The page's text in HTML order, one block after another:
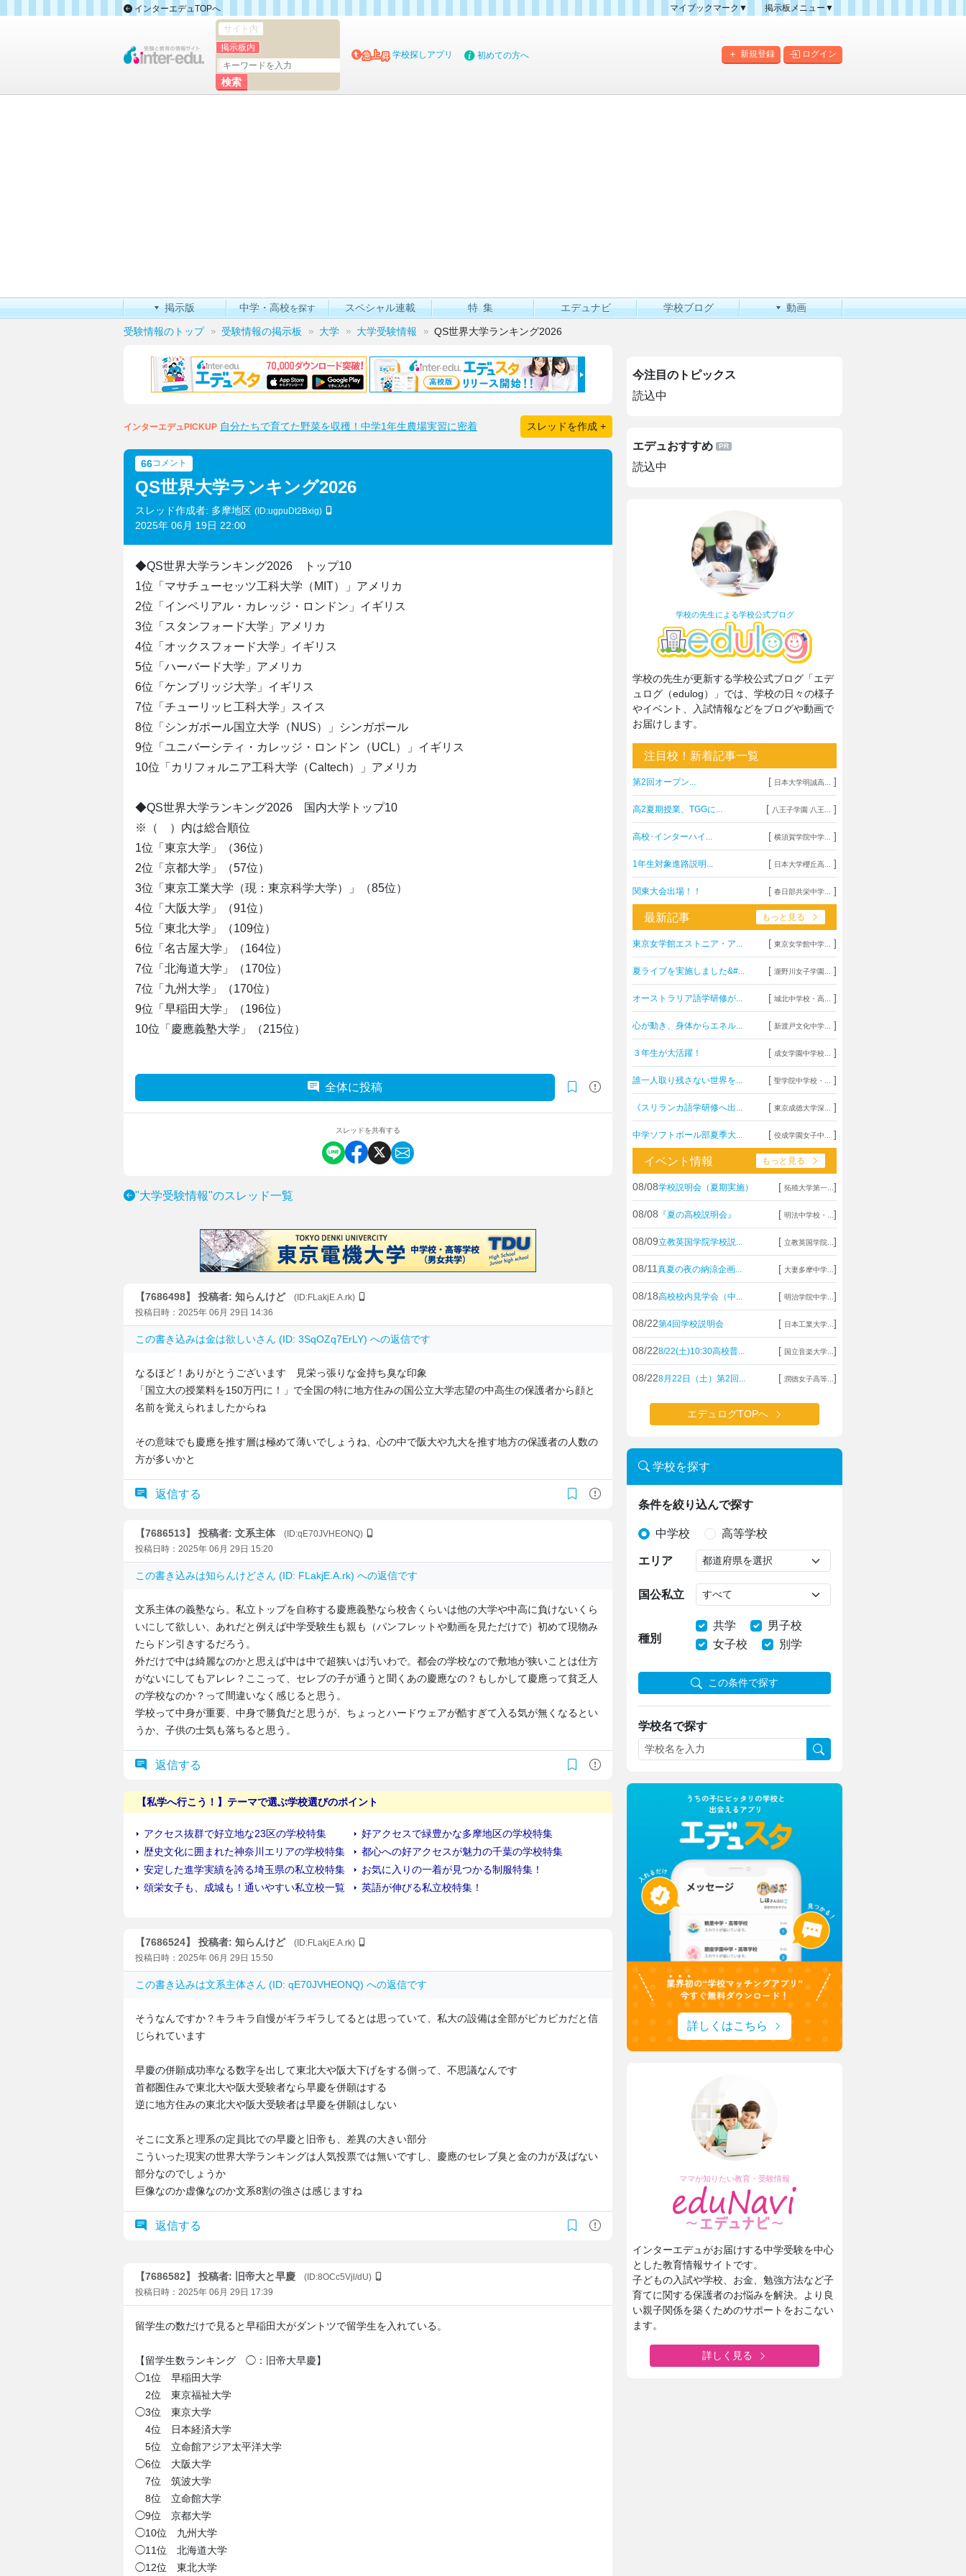
インターエデュTOPへ
マイブックマーク▼
掲示板メニュー▼
掲示板マップ
新規登録 ログイン
サイト内
掲示板内
学校探しアプリ 初めての方へ
掲示版 中学・高校を探す スペシャル連載 特集 エデュナビ 学校ブログ 動画
受験情報のトップ 受験情報の掲示板 大学 大学受験情報 QS世界大学ランキング2026
インターエデュPICKUP 自分たちで育てた野菜を収穫！中学1年生農場実習に密着 スレッドを作成 +
66コメント
QS世界大学ランキング2026
スレッド作成者: 多摩地区 (ID:ugpuDt2Bxig)
2025年 06月 19日 22:00
◆QS世界大学ランキング2026 トップ10
1位「マサチューセッツ工科大学（MIT）」アメリカ
2位「インペリアル・カレッジ・ロンドン」イギリス
3位「スタンフォード大学」アメリカ
4位「オックスフォード大学」イギリス
5位「ハーバード大学」アメリカ
6位「ケンブリッジ大学」イギリス
7位「チューリッヒ工科大学」スイス
8位「シンガポール国立大学（NUS）」シンガポール
9位「ユニバーシティ・カレッジ・ロンドン（UCL）」イギリス
10位「カリフォルニア工科大学（Caltech）」アメリカ
◆QS世界大学ランキング2026 国内大学トップ10
※（ ）内は総合順位
1位「東京大学」（36位）
2位「京都大学」（57位）
3位「東京工業大学（現：東京科学大学）」（85位）
4位「大阪大学」（91位）
5位「東北大学」（109位）
6位「名古屋大学」（164位）
7位「北海道大学」（170位）
7位「九州大学」（170位）
9位「早稲田大学」（196位）
10位「慶應義塾大学」（215位）
全体に投稿
スレッドを共有する
"大学受験情報"のスレッド一覧
【7686498】 投稿者: 知らんけど
(ID:FLakjE.A.rk)
投稿日時：2025年 06月 29日 14:36
この書き込みは金は欲しいさん (ID: 3SqOZq7ErLY) への返信です
なるほど！ありがとうございます 見栄っ張りな金持ち臭な印象
「国立大の授業料を150万円に！」で全国の特に地方住みの国公立大学志望の中高生の保護者から顔と
名前を覚えられましたからね
その意味でも慶應を推す層は極めて薄いでしょうね、心の中で阪大や九大を推す地方の保護者の人数の
方が多いかと
返信する
【7686513】 投稿者: 文系主体
(ID:qE70JVHEONQ)
投稿日時：2025年 06月 29日 15:20
この書き込みは知らんけどさん (ID: FLakjE.A.rk) への返信です
文系主体の義塾なら。私立トップを自称する慶應義塾なら校舎くらいは他の大学や中高に負けないくら
いにして欲しい、あれだと例えば中学受験生も親も（パンフレットや動画を見ただけで）初めて現物み
たらドン引きするだろう。
外だけで中は綺麗なのかと思えば中は中で超狭いは汚いわで。都会の学校なので敷地が狭いことは仕方
がないにしてもアレレ？ここって、セレブの子が通うと聞くあの慶應なの？もしかして慶應って貧乏人
の学校なのか？って間違いなく感じると思う。
学校って中身が重要、中身で勝負だと思うが、ちょっとハードウェアが酷すぎて入る気が無くなるとい
うか、子供の士気も落ちると思う。
返信する
【7686524】 投稿者: 知らんけど
(ID:FLakjE.A.rk)
投稿日時：2025年 06月 29日 15:50
この書き込みは文系主体さん (ID: qE70JVHEONQ) への返信です
そうなんですか？キラキラ自慢がギラギラしてるとは思っていて、私大の設備は全部がピカピカだと信
じられています
早慶の併願成功率なる数字を出して東北大や阪大下げをする側って、不思議なんです
首都圏住みで東北大や阪大受験者なら早慶を併願はする
逆に地方住みの東北大や阪大受験者は早慶を併願はしない
そこに文系と理系の定員比での早慶と旧帝も、差異の大きい部分
こういった現実の世界大学ランキングは人気投票では無いですし、慶應のセレブ臭と金の力が及ばない
部分なのでしょうか
巨像なのか虚像なのか文系8割の強さは感じますね
返信する
【7686582】 投稿者: 旧帝大と早慶
(ID:8OCc5Vjl/dU)
投稿日時：2025年 06月 29日 17:39
留学生の数だけで見ると早稲田大がダントツで留学生を入れている。
【留学生数ランキング ◯：旧帝大早慶】
◯1位 早稲田大学
2位 東京福祉大学
◯3位 東京大学
4位 日本経済大学
5位 立命館アジア太平洋大学
◯6位 大阪大学
7位 筑波大学
8位 立命館大学
◯9位 京都大学
◯10位 九州大学
◯11位 北海道大学
◯12位 東北大学
今注目のトピックス
読込中
エデュおすすめ
読込中
学校の先生による学校公式ブログ
学校の先生が更新する学校公式ブログ「エデ
ュログ（edulog）」では、学校の日々の様子
やイベント、入試情報などをブログや動画で
お届けします。
注目校！新着記事一覧
第2回オープン... [ 日本大学明誠高... ]
高2夏期授業、TGGに... [ 八王子学園 八王... ]
高校･インターハイ... [ 横須賀学院中学... ]
1年生対象進路説明... [ 日本大学櫻丘高... ]
関東大会出場！！ [ 春日部共栄中学... ]
最新記事 もっと見る
東京女学館エストニア・ア... [ 東京女学館中学... ]
夏ライブを実施しました&#... [ 瀧野川女子学園... ]
オーストラリア語学研修が... [ 城北中学校・高... ]
心が動き、身体からエネル... [ 新渡戸文化中学... ]
３年生が大活躍！ [ 成女学園中学校... ]
誰一人取り残さない世界を... [ 聖学院中学校・... ]
《スリランカ語学研修へ出... [ 東京成徳大学深... ]
中学ソフトボール部夏季大... [ 佼成学園女子中... ]
イベント情報 もっと見る
08/08学校説明会（夏期実施） [ 拓殖大学第一... ]
08/08 『夏の高校説明会』 [ 明法中学校・... ]
08/09立教英国学院学校説... [ 立教英国学院... ]
08/11 真夏の夜の納涼企画... [ 大妻多摩中学... ]
08/18高校校内見学会（中... [ 明治学院中学... ]
08/22第4回学校説明会 [ 日本工業大学... ]
08/228/22(土)10:30高校普... [ 国立音楽大学... ]
08/228月22日（土）第2回... [ 潤徳女子高等... ]
エデュログTOPへ
学校を探す
条件を絞り込んで探す
中学校 高等学校
エリア
国公私立
種別
共学
男子校
女子校
別学
この条件で探す
学校名で探す
詳しくはこちら
ママが知りたい教育・受験情報
インターエデュがお届けする中学受験を中心
とした教育情報サイトです。
子どもの入試や学校、お金、勉強方法など子
育てに関する保護者のお悩みを解決。より良
い親子関係を築くためのサポートをおこない
ます。
詳しく見る